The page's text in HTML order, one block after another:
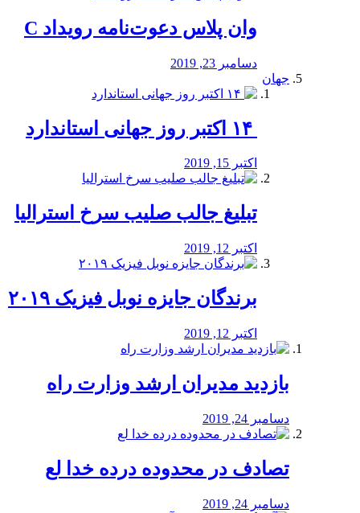
وان پلاس دعوت‌نامه رویداد C
دسامبر 23, 2019
جهان
اکتبر 15, 2019
تبلیغ جالب صلیب سرخ استرالیا
اکتبر 12, 2019
برندگان جایزه نوبل فیزیک ۲۰۱۹
اکتبر 12, 2019
بازدید مدیران ارشد وزارت راه
دسامبر 24, 2019
تصادف در محدوده درده خدا لع
دسامبر 24, 2019